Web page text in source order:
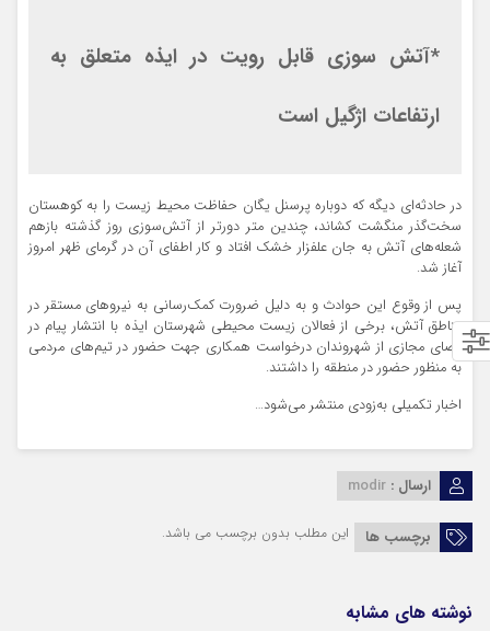
*آتش سوزی قابل رویت در ایذه متعلق به
ارتفاعات اژگیل است
در حادثه‌ای دیگه که دوباره پرسنل یگان حفاظت محیط زیست را به کوهستان
سخت‌گذر منگشت کشاند، چندین متر دورتر از آتش‌سوزی روز گذشته بازهم
شعله‌های آتش به جان علفزار خشک افتاد و کار اطفای آن در گرمای ظهر امروز
آغاز شد.
پس از وقوع این حوادث و به دلیل ضرورت کمک‌رسانی به نیروهای مستقر در
مناطق آتش، برخی از فعالان زیست محیطی شهرستان ایذه با انتشار پیام در
فضای مجازی از شهروندان درخواست همکاری جهت حضور در تیم‌های مردمی
به منظور حضور در منطقه را داشتند.
اخبار تکمیلی به‌زودی منتشر می‌شود…
ارسال : modir
برچسب ها این مطلب بدون برچسب می باشد.
نوشته های مشابه